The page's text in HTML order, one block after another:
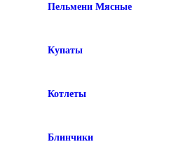
Пельмени Мясные
Купаты
Котлеты
Блинчики